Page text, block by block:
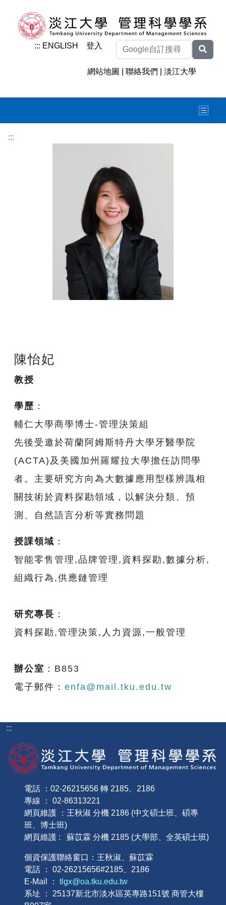
::: ENGLISH 登入
網站地圖 |聯絡我們 |淡江大學
:::
陳怡妃
教授
學歷 ：
輔仁大學商學博士-管理決策組
先後受邀於荷蘭阿姆斯特丹大學牙醫學院
(ACTA)及美國加州羅耀拉大學擔任訪問學
者。主要研究方向為大數據應用型樣辨識相
關技術於資料探勘領域，以解決分類、預
測、自然語言分析等實務問題
授課領域 ：
智能零售管理,品牌管理,資料探勘,數據分析,
組織行為,供應鏈管理
研究專長 ：
資料探勘,管理決策,人力資源,一般管理
辦公室 ：B853
電子郵件： enfa@mail.tku.edu.tw
:::
電話 ：02-26215656 轉 2185、2186
專線 ： 02-86313221
網頁維護 ：王秋淑 分機 2186 (中文碩士班、碩專
班、博士班)
網頁維護 : 蘇苡霖 分機 2185 (大學部、全英碩士班)
個資保護聯絡窗口：王秋淑、蘇苡霖
電話 ： 02-26215656#2185、2186
E-Mail ： tlgx@oa.tku.edu.tw
系址 ： 25137新北市淡水區英專路151號 商管大樓